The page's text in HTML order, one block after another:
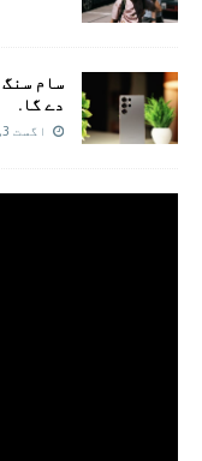
دے گا.
اگست 3, 2026